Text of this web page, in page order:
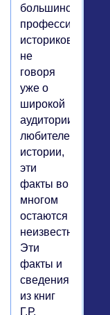
большинству
историков,
не
говоря
уже о
широкой
аудитории
любителей
истории,
эти
факты во
многом
остаются
неизвестными.
Эти
факты и
сведения
из книг
Г.Р.